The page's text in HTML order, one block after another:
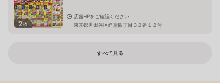
2枚
店舗HPをご確認ください
東京都世田谷区経堂四丁目３２番１２号
すべて見る